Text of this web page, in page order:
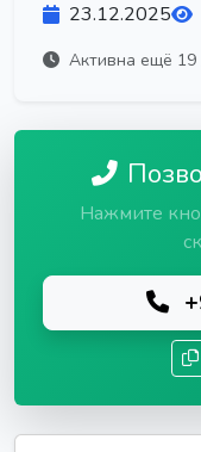
23.12.2025
Активна ещё 19
Нажмите